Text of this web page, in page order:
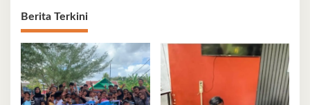
Berita Terkini